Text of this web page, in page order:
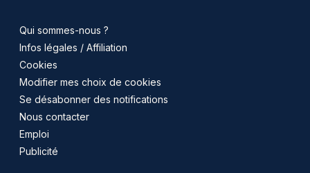
Qui sommes-nous ?
Infos légales / Affiliation
Cookies
Modifier mes choix de cookies
Se désabonner des notifications
Nous contacter
Emploi
Publicité